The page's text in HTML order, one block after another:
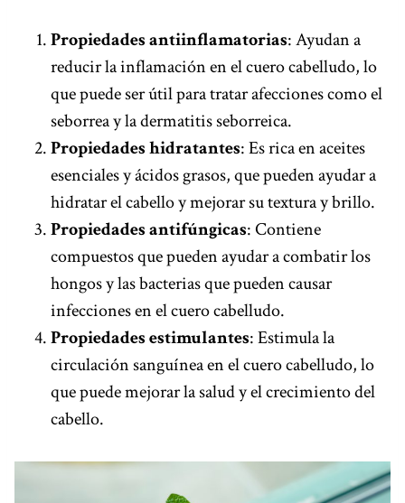
Propiedades antiinflamatorias: Ayudan a
reducir la inflamación en el cuero cabelludo, lo
que puede ser útil para tratar afecciones como el
seborrea y la dermatitis seborreica.
Propiedades hidratantes: Es rica en aceites
esenciales y ácidos grasos, que pueden ayudar a
hidratar el cabello y mejorar su textura y brillo.
Propiedades antifúngicas: Contiene
compuestos que pueden ayudar a combatir los
hongos y las bacterias que pueden causar
infecciones en el cuero cabelludo.
Propiedades estimulantes: Estimula la
circulación sanguínea en el cuero cabelludo, lo
que puede mejorar la salud y el crecimiento del
cabello.